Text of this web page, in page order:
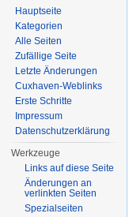
Hauptseite
Kategorien
Alle Seiten
Zufällige Seite
Letzte Änderungen
Cuxhaven-Weblinks
Erste Schritte
Impressum
Datenschutzerklärung
Werkzeuge
Links auf diese Seite
Änderungen an
verlinkten Seiten
Spezialseiten